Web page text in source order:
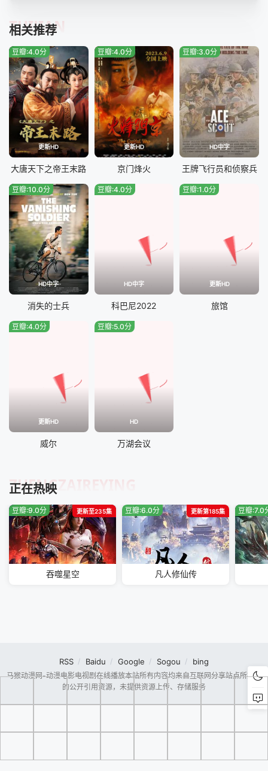
相关推荐
TUIJIAN
更新HD
豆瓣:4.0分
大唐天下之帝王末路
更新HD
豆瓣:4.0分
京门烽火
HD中字
豆瓣:3.0分
王牌飞行员和侦察兵
HD中字
豆瓣:10.0分
消失的士兵
HD中字
豆瓣:4.0分
科巴尼2022
更新HD
豆瓣:1.0分
旅馆
更新HD
豆瓣:4.0分
威尔
HD
豆瓣:5.0分
万湖会议
正在热映
ZHENGZAIREYING
更新至235集
豆瓣:9.0分
吞噬星空
更新第185集
豆瓣:6.0分
凡人修仙传
豆瓣:7.0
RSS Baidu Google Sogou bing
马猴动漫网-动漫电影电视剧在线播放本站所有内容均来自互联网分享站点所提供
的公开引用资源，未提供资源上传、存储服务